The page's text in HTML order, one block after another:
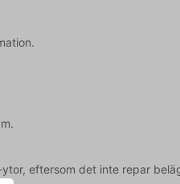
eftersom det inte repar